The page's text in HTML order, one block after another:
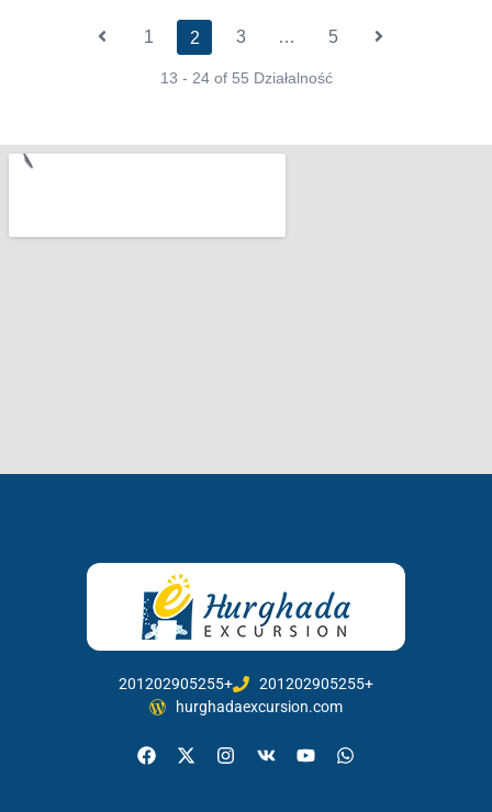
1 2 3 … 5
13 - 24 of 55 Działalność
201202905255+
201202905255+
hurghadaexcursion.com